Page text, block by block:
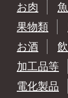
お肉
果物類
お酒
加工品等
電化製品